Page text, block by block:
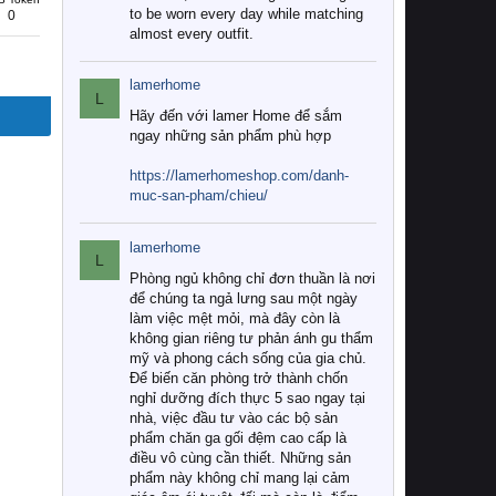
0
to be worn every day while matching
almost every outfit.
L
lamerhome
Hãy đến với lamer Home để sắm
ngay những sản phẩm phù hợp
https://lamerhomeshop.com/danh-
muc-san-pham/chieu/
L
lamerhome
Phòng ngủ không chỉ đơn thuần là nơi
để chúng ta ngả lưng sau một ngày
làm việc mệt mỏi, mà đây còn là
không gian riêng tư phản ánh gu thẩm
mỹ và phong cách sống của gia chủ.
Để biến căn phòng trở thành chốn
nghỉ dưỡng đích thực 5 sao ngay tại
nhà, việc đầu tư vào các bộ sản
phẩm chăn ga gối đệm cao cấp là
điều vô cùng cần thiết. Những sản
phẩm này không chỉ mang lại cảm